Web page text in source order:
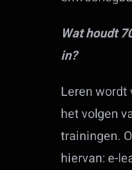
Wat houdt
in?
Leren wordt
het volgen
trainingen.
hiervan: e-